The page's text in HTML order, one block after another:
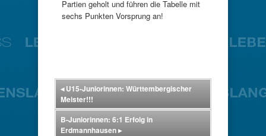
Partien geholt und führen die Tabelle mit
sechs Punkten Vorsprung an!
◂U15-Juniorinnen: Württembergischer
Meister!!!
B-Juniorinnen: 6:1 Erfolg in
Erdmannhausen▸